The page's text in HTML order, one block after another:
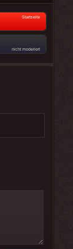
Startseite
nicht moderiert